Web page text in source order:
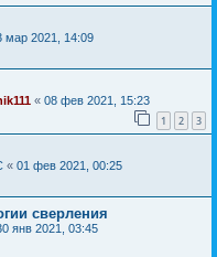
мар 2021, 14:09
« 08 фев 2021, 15:23
1 2 3
« 01 фев 2021, 00:25
сверления
янв 2021, 03:45